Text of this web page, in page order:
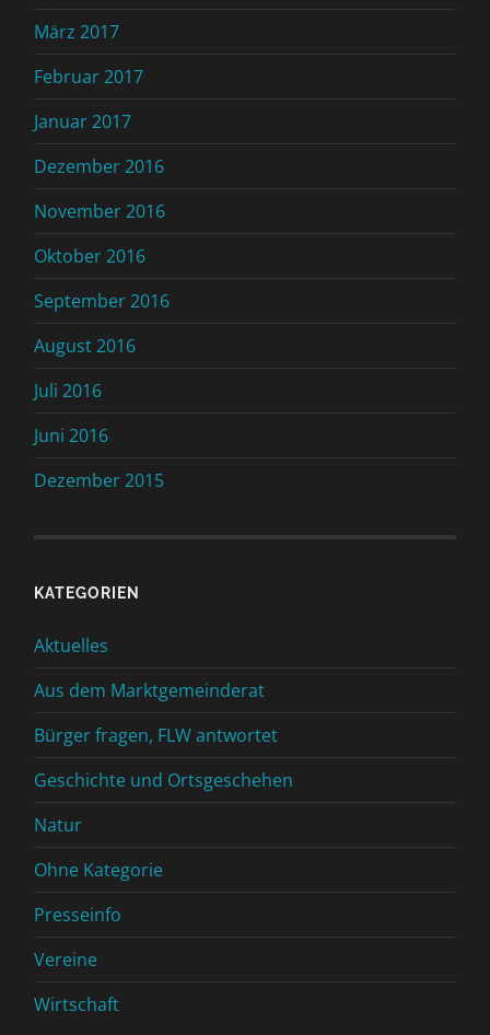
März 2017
Februar 2017
Januar 2017
Dezember 2016
November 2016
Oktober 2016
September 2016
August 2016
Juli 2016
Juni 2016
Dezember 2015
KATEGORIEN
Aktuelles
Aus dem Marktgemeinderat
Bürger fragen, FLW antwortet
Geschichte und Ortsgeschehen
Natur
Ohne Kategorie
Presseinfo
Vereine
Wirtschaft